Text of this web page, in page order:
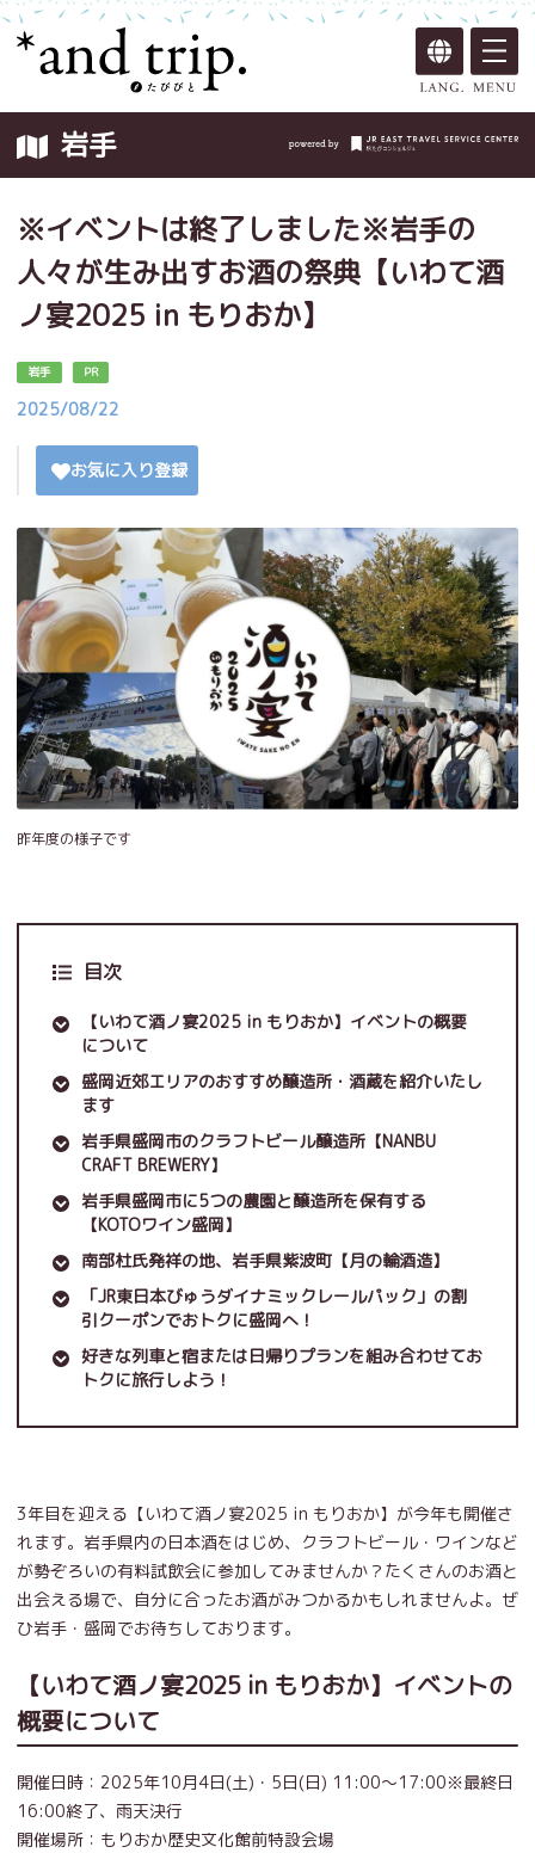
岩手
※イベントは終了しました※岩手の
人々が生み出すお酒の祭典【いわて酒
ノ宴2025 in もりおか】
岩手 PR
2025/08/22
お気に入り登録
昨年度の様子です
目次
【いわて酒ノ宴2025 in もりおか】イベントの概要
について
盛岡近郊エリアのおすすめ醸造所・酒蔵を紹介いたし
ます
岩手県盛岡市のクラフトビール醸造所【NANBU
CRAFT BREWERY】
岩手県盛岡市に5つの農園と醸造所を保有する
【KOTOワイン盛岡】
南部杜氏発祥の地、岩手県紫波町【月の輪酒造】
「JR東日本びゅうダイナミックレールパック」の割
引クーポンでおトクに盛岡へ！
好きな列車と宿または日帰りプランを組み合わせてお
トクに旅行しよう！
3年目を迎える【いわて酒ノ宴2025 in もりおか】が今年も開催さ
れます。岩手県内の日本酒をはじめ、クラフトビール・ワインなど
が勢ぞろいの有料試飲会に参加してみませんか？たくさんのお酒と
出会える場で、自分に合ったお酒がみつかるかもしれませんよ。ぜ
ひ岩手・盛岡でお待ちしております。
【いわて酒ノ宴2025 in もりおか】イベントの
概要について
開催日時：2025年10月4日(土)・5日(日) 11:00～17:00※最終日
16:00終了、雨天決行
開催場所：もりおか歴史文化館前特設会場